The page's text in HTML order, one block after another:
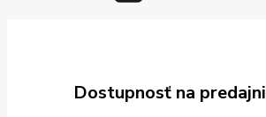
Dostupnosť na predajni